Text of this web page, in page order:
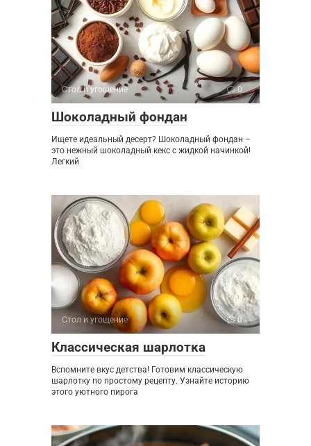
Стол и угощение 0
Шоколадный фондан
Ищете идеальный десерт? Шоколадный фондан –
это нежный шоколадный кекс с жидкой начинкой!
Легкий
Стол и угощение 0
Классическая шарлотка
Вспомните вкус детства! Готовим классическую
шарлотку по простому рецепту. Узнайте историю
этого уютного пирога